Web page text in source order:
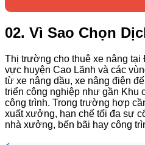
02. Vì Sao Chọn
Thị trường cho thuê xe nâng
vực huyện Cao Lãnh và các
từ xe nâng dầu, xe nâng điện
triển công nghiệp như gần Khu
công trình. Trong trường hợp
xuất xưởng, hạn chế tối đa sự
nhà xưởng, bến bãi hay công